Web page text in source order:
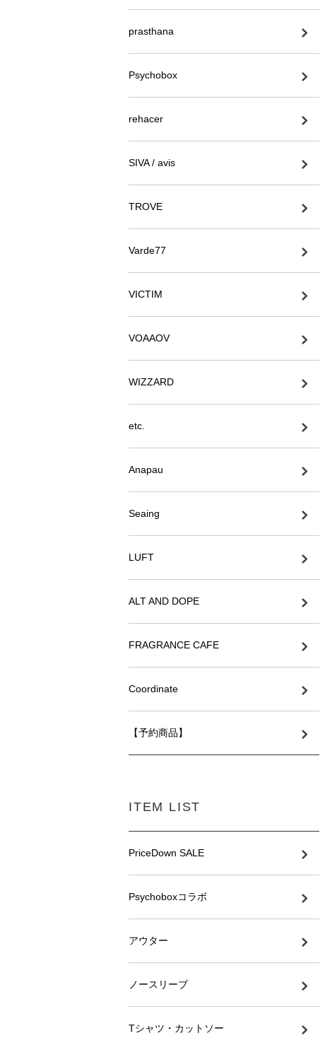
prasthana
Psychobox
rehacer
SIVA / avis
TROVE
Varde77
VICTIM
VOAAOV
WIZZARD
etc.
Anapau
Seaing
LUFT
ALT AND DOPE
FRAGRANCE CAFE
Coordinate
【予約商品】
ITEM LIST
PriceDown SALE
Psychoboxコラボ
アウター
ノースリーブ
Tシャツ・カットソー